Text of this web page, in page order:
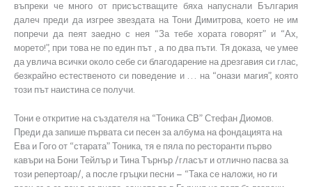
въпреки че много от присъстващите бяха напуснали България
далеч преди да изгрее звездата на Тони Димитрова, което не им
попречи да пеят заедно с нея “За тебе хората говорят” и “Ах,
морето!”, при това не по един път , а по два пъти. Тя доказа, че умее
да увлича всички около себе си благодарение на дрезгавия си глас,
безкрайно естественото си поведение и … на “онази магия”, която
този път наистина се получи.
Тони е откритие на създателя на “Тоника СВ” Стефан Диомов.
Преди да запише първата си песен за албума на фондацията на
Ева и Гого от “старата” Тоника, тя е пяла по ресторанти първо
кавъри на Бони Тейлър и Тина Търнър /гласът и отлично пасва за
този репертоар/, а после гръцки песни – “Така се наложи, но ги